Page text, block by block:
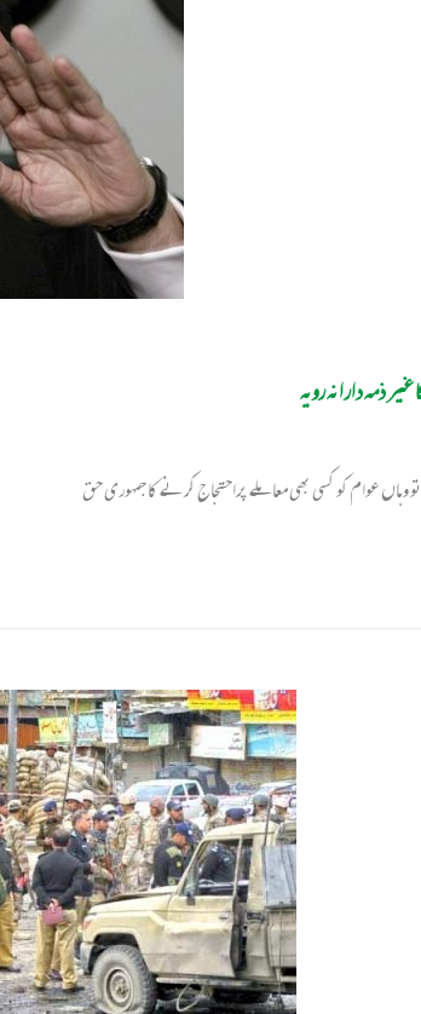
ذمہ دارانہ رویہ
عوام کو کسی بھی معاملے پراحتجاج کرنے کا جمہوری حق